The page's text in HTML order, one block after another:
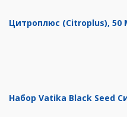
Цитроплюс (Citroplus), 50
Набор Vatika Black Seed